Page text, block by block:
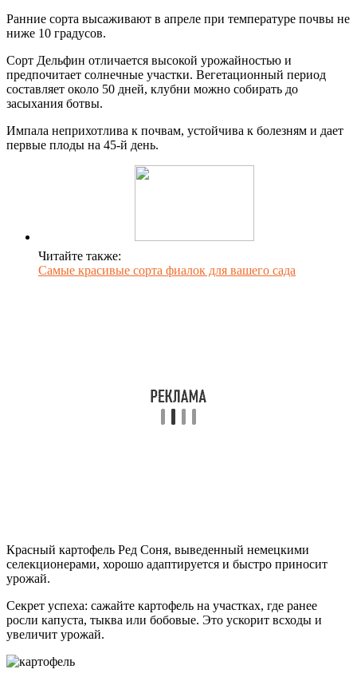
Ранние сорта высаживают в апреле при температуре почвы не
ниже 10 градусов.
Сорт Дельфин отличается высокой урожайностью и
предпочитает солнечные участки. Вегетационный период
составляет около 50 дней, клубни можно собирать до
засыхания ботвы.
Импала неприхотлива к почвам, устойчива к болезням и дает
первые плоды на 45-й день.
Читайте также:
Самые красивые сорта фиалок для вашего сада
Красный картофель Ред Соня, выведенный немецкими
селекционерами, хорошо адаптируется и быстро приносит
урожай.
Секрет успеха: сажайте картофель на участках, где ранее
росли капуста, тыква или бобовые. Это ускорит всходы и
увеличит урожай.